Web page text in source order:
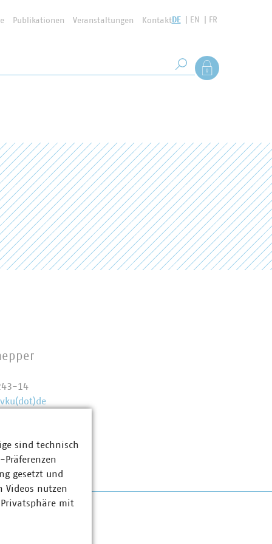
Publikationen Veranstaltungen KontaktDE EN FR
Suche starten
Als Mitglied
14
sind technisch
gesetzt und
Videos nutzen
mit